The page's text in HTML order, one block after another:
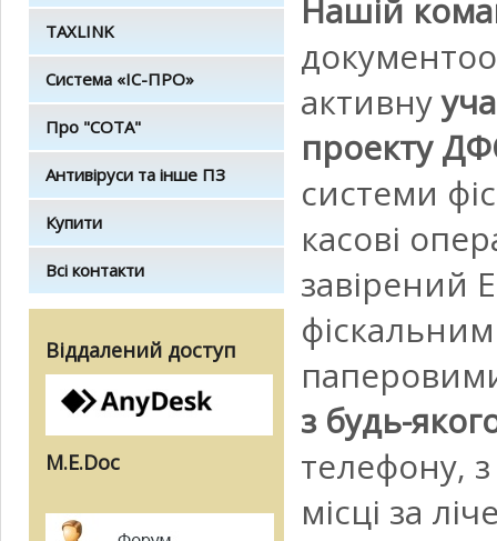
TAXLINK
Система «ІС-ПРО»
Про "СОТА"
Антивіруси та інше ПЗ
Купити
Всі контакти
Віддалений доступ
M.E.Doc
Нашій
активну
проекту
системи
касові
завірений
з будь-
телефону,
місці за